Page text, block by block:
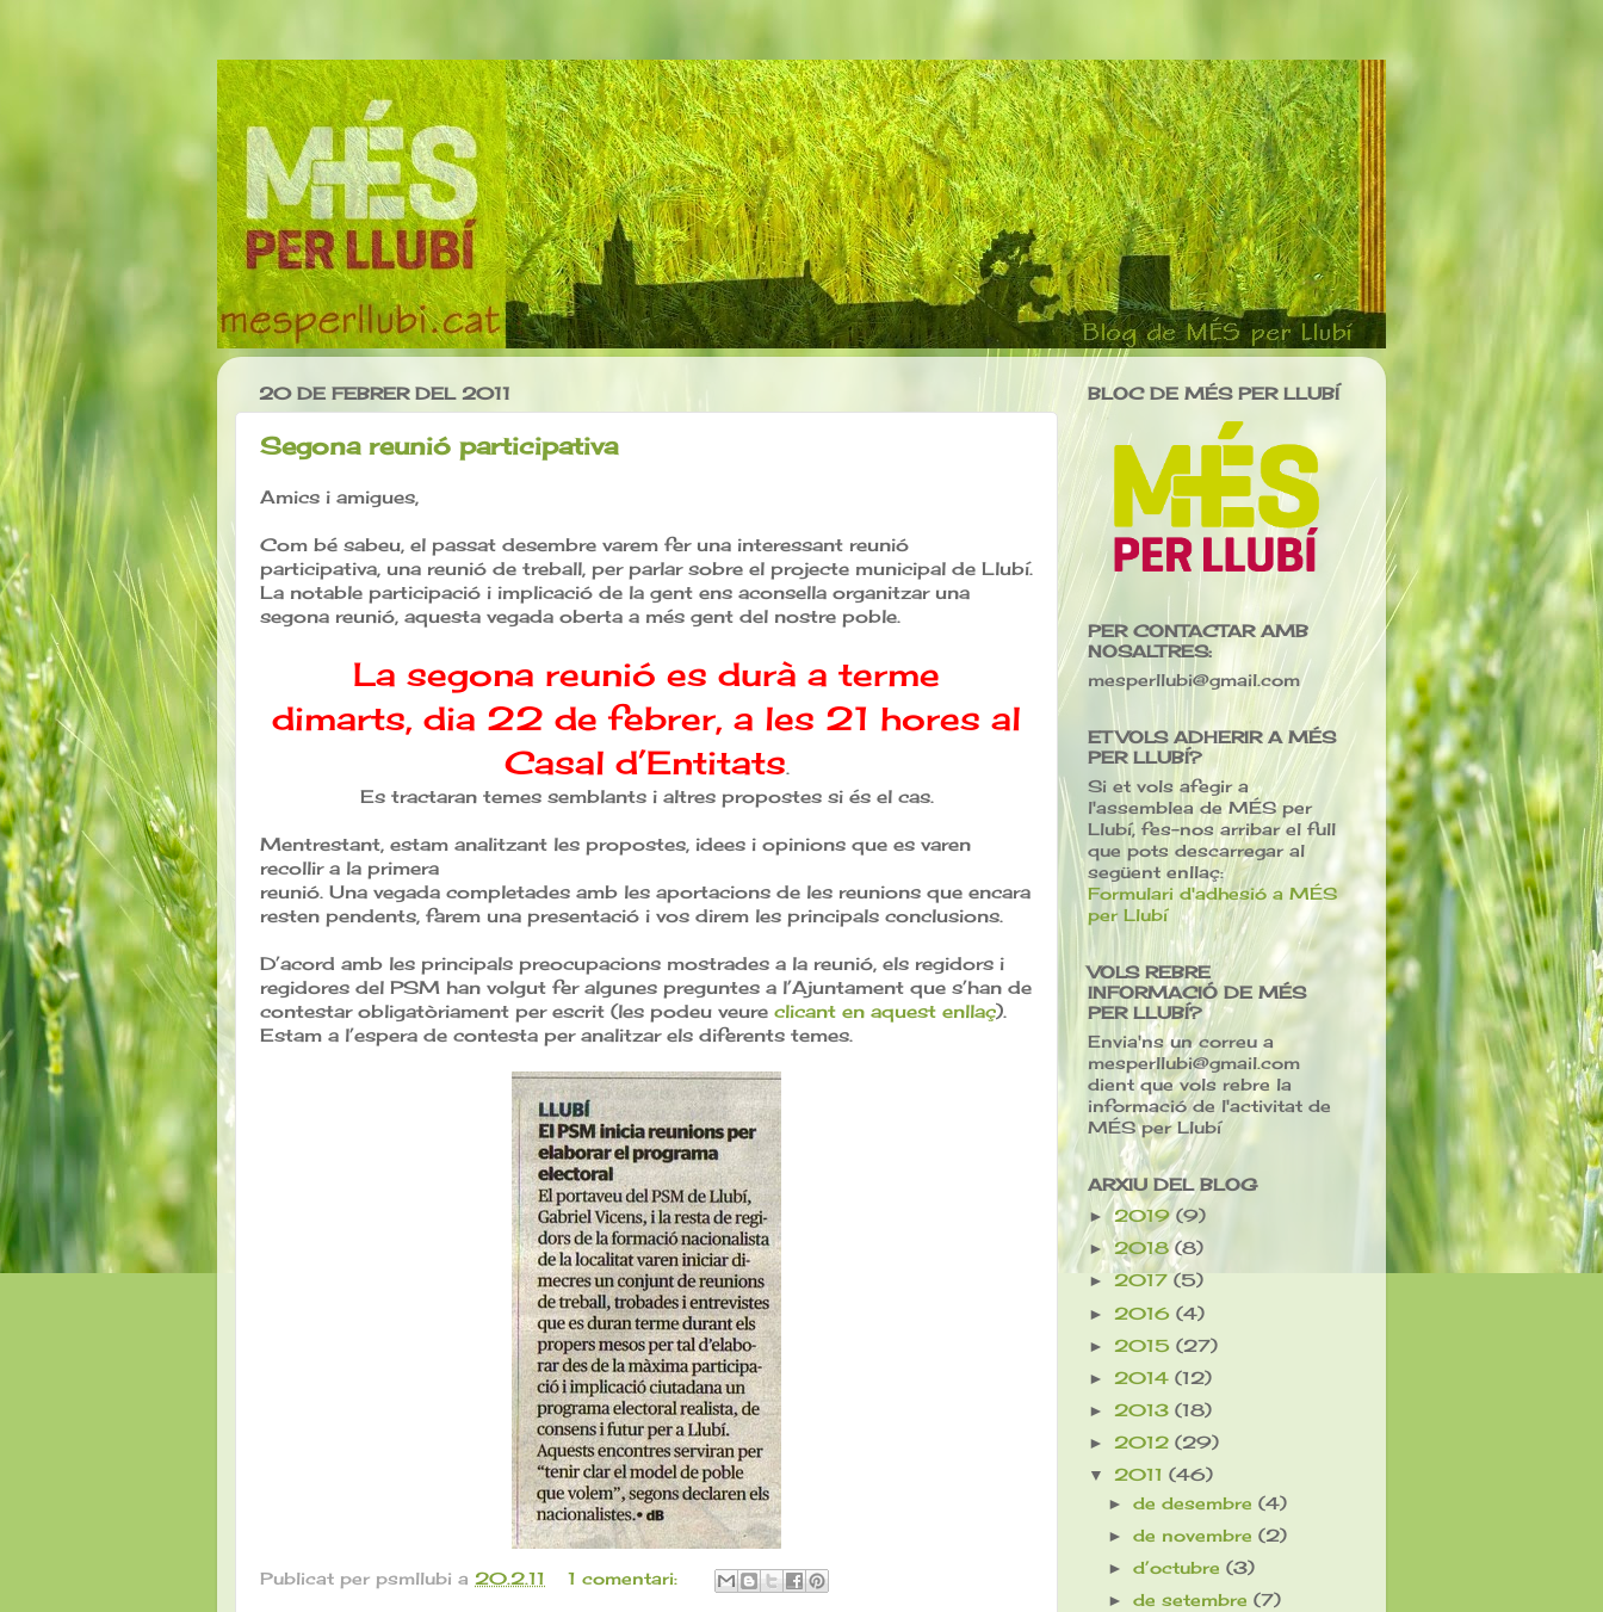
20 DE FEBRER DEL 2011
Segona reunió participativa
Amics i amigues,
Com bé sabeu, el passat desembre varem fer una interessant reunió
participativa, una reunió de treball, per parlar sobre el projecte municipal de Llubí.
La notable participació i implicació de la gent ens aconsella organitzar una
segona reunió, aquesta vegada oberta a més gent del nostre poble.
La segona reunió es durà a terme
dimarts, dia 22 de febrer, a les 21 hores al
Casal d’Entitats.
Es tractaran temes semblants i altres propostes si és el cas.
Mentrestant, estam analitzant les propostes, idees i opinions que es varen
recollir a la primera
reunió. Una vegada completades amb les aportacions de les reunions que encara
resten pendents, farem una presentació i vos direm les principals conclusions.
D’acord amb les principals preocupacions mostrades a la reunió, els regidors i
regidores del PSM han volgut fer algunes preguntes a l’Ajuntament que s’han de
contestar obligatòriament per escrit (les podeu veure clicant en aquest enllaç).
Estam a l’espera de contesta per analitzar els diferents temes.
Publicat per psmllubi a 20.2.11 1 comentari:
BLOC DE MÉS PER LLUBÍ
PER CONTACTAR AMB
NOSALTRES:
mesperllubi@gmail.com
ET VOLS ADHERIR A MÉS
PER LLUBÍ?
Si et vols afegir a
l'assemblea de MÉS per
Llubí, fes-nos arribar el full
que pots descarregar al
següent enllaç:
Formulari d'adhesió a MÉS
per Llubí
VOLS REBRE
INFORMACIÓ DE MÉS
PER LLUBÍ?
Envia'ns un correu a
mesperllubi@gmail.com
dient que vols rebre la
informació de l'activitat de
MÉS per Llubí
ARXIU DEL BLOG
►2019(9)
► 2018(8)
► 2017 (5)
► 2016 (4)
► 2015 (27)
► 2014 (12)
► 2013 (18)
► 2012 (29)
▼ 2011 (46)
►de desembre(4)
►de novembre(2)
►d’octubre(3)
►de setembre(7)